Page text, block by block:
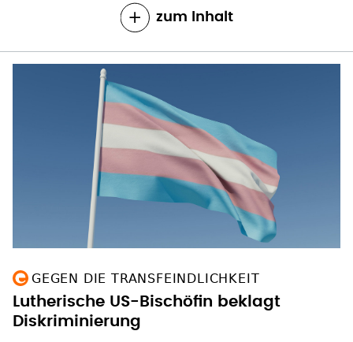
zum Inhalt
GEGEN DIE TRANSFEINDLICHKEIT
Lutherische US-Bischöfin beklagt
Diskriminierung